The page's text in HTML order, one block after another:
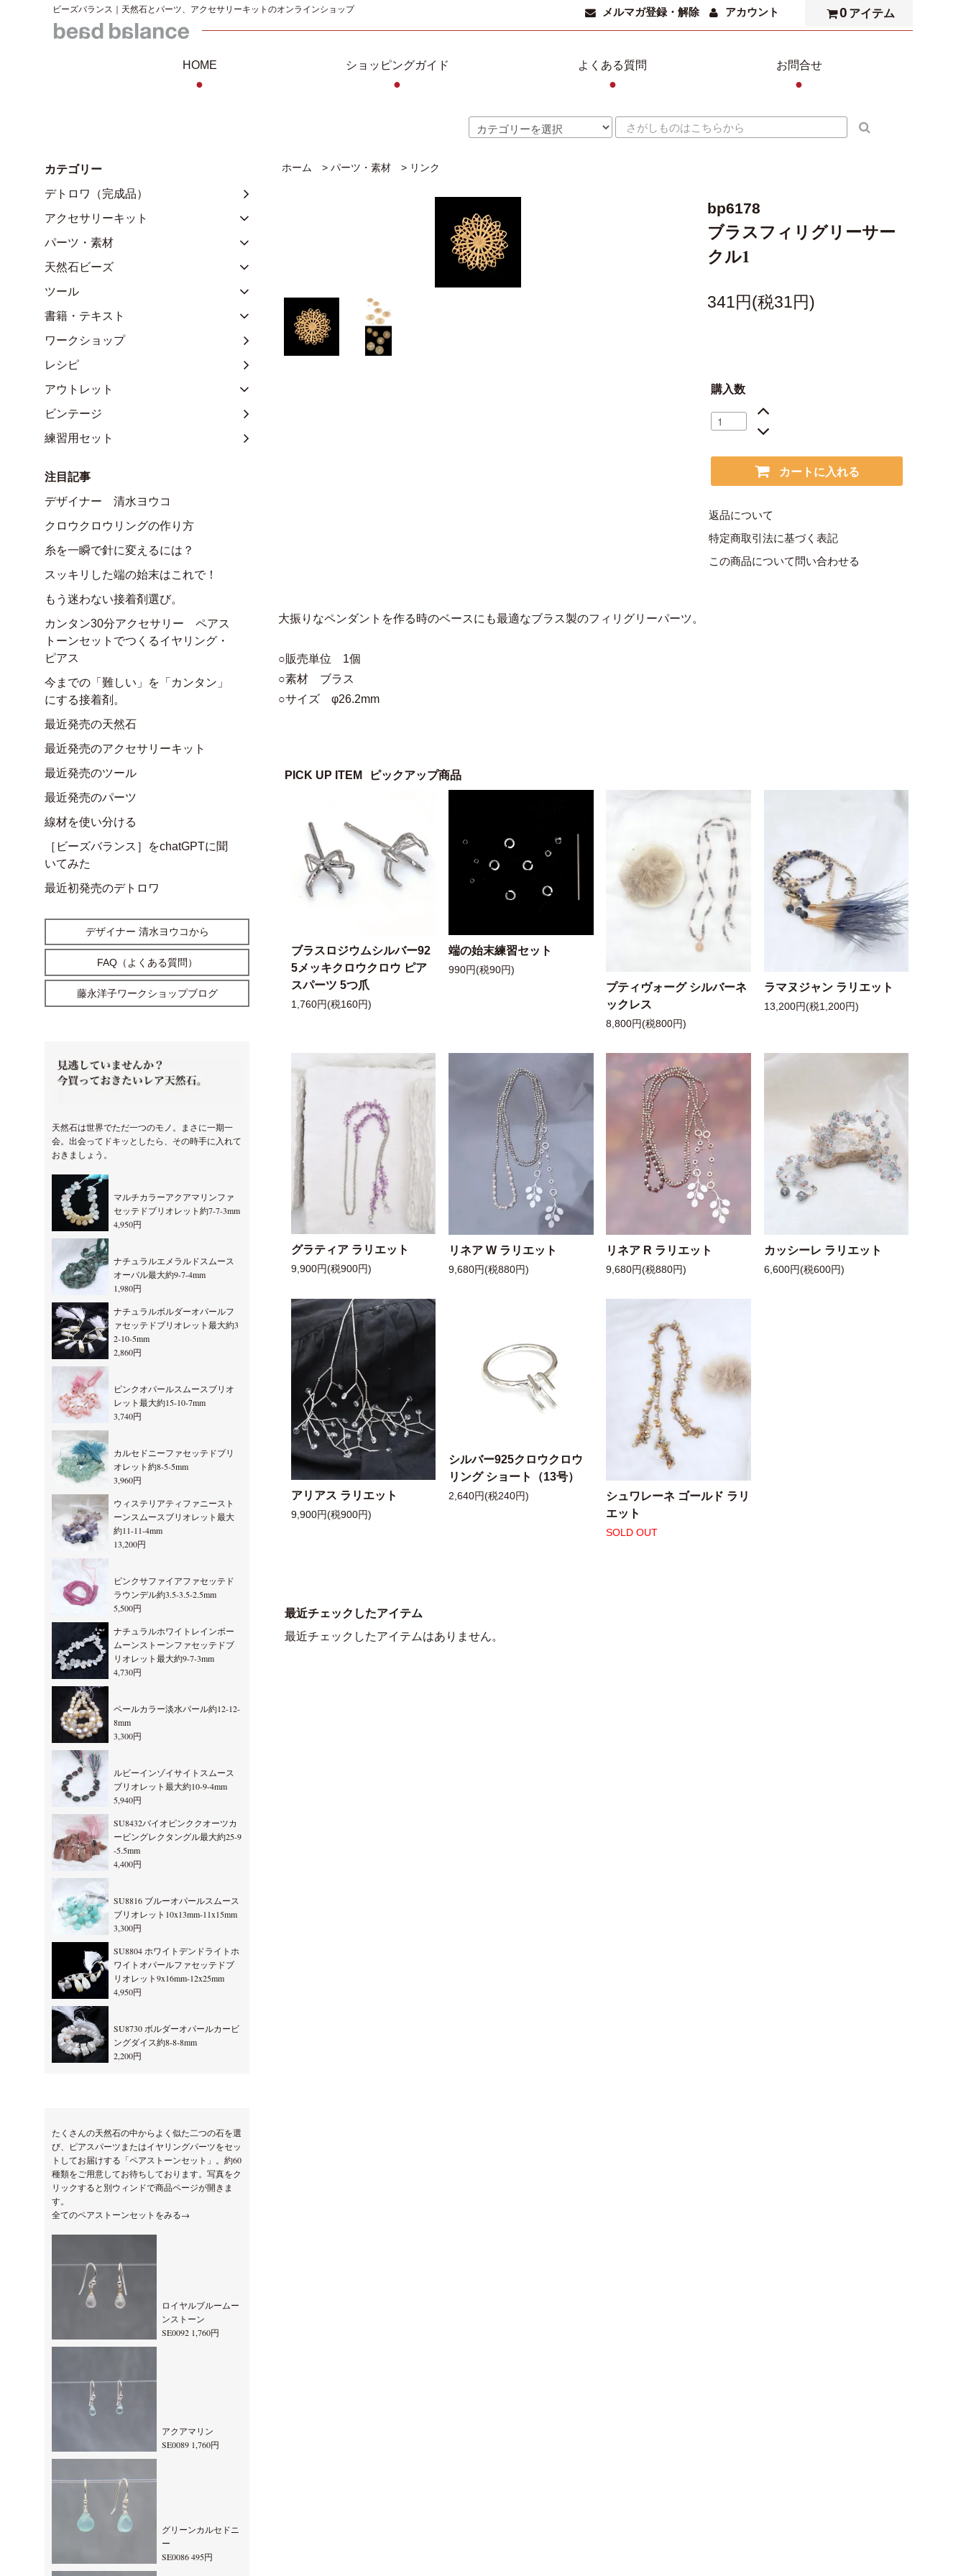
ビーズバランス｜天然石とパーツ、アクセサリーキットのオンラインショップ メルマガ登録・解除 アカウント 0 アイテム
HOME
●
ショッピングガイド
●
よくある質問
●
お問合せ
●
ホーム > パーツ・素材 > リンク
bp6178
ブラスフィリグリーサー
クル1
341円(税31円)
購入数
カートに入れる
返品について
特定商取引法に基づく表記
この商品について問い合わせる
大振りなペンダントを作る時のベースにも最適なブラス製のフィリグリーパーツ。
○販売単位 1個
○素材 ブラス
○サイズ φ26.2mm
PICK UP ITEM ピックアップ商品
ブラスロジウムシルバー92
5メッキクロウクロウ ピア
スパーツ 5つ爪
1,760円(税160円)
端の始末練習セット
990円(税90円)
プティヴォーグ シルバーネ
ックレス
8,800円(税800円)
ラマヌジャン ラリエット
13,200円(税1,200円)
グラティア ラリエット
9,900円(税900円)
リネア W ラリエット
9,680円(税880円)
リネア R ラリエット
9,680円(税880円)
カッシーレ ラリエット
6,600円(税600円)
アリアス ラリエット
9,900円(税900円)
シルバー925クロウクロウ
リング ショート（13号）
2,640円(税240円)
シュワレーネ ゴールド ラリ
エット
SOLD OUT
最近チェックしたアイテム
最近チェックしたアイテムはありません。
カテゴリー
デトロワ（完成品）
アクセサリーキット
パーツ・素材
天然石ビーズ
ツール
書籍・テキスト
ワークショップ
レシピ
アウトレット
ビンテージ
練習用セット
注目記事
デザイナー 清水ヨウコ
クロウクロウリングの作り方
糸を一瞬で針に変えるには？
スッキリした端の始末はこれで！
もう迷わない接着剤選び。
カンタン30分アクセサリー ペアス
トーンセットでつくるイヤリング・
ピアス
今までの「難しい」を「カンタン」
にする接着剤。
最近発売の天然石
最近発売のアクセサリーキット
最近発売のツール
最近発売のパーツ
線材を使い分ける
［ビーズバランス］をchatGPTに聞
いてみた
最近初発売のデトロワ
デザイナー 清水ヨウコから
FAQ（よくある質問）
藤永洋子ワークショップブログ
天然石は世界でただ一つのモノ。まさに一期一
会。出会ってドキッとしたら、その時手に入れて
おきましょう。
マルチカラーアクアマリンファ
セッテドブリオレット約7-7-3mm
4,950円
ナチュラルエメラルドスムース
オーバル最大約9-7-4mm
1,980円
ナチュラルボルダーオパールフ
ァセッテドブリオレット最大約3
2-10-5mm
2,860円
ピンクオパールスムースブリオ
レット最大約15-10-7mm
3,740円
カルセドニーファセッテドブリ
オレット約8-5-5mm
3,960円
ウィステリアティファニースト
ーンスムースブリオレット最大
約11-11-4mm
13,200円
ピンクサファイアファセッテド
ラウンデル約3.5-3.5-2.5mm
5,500円
ナチュラルホワイトレインボー
ムーンストーンファセッテドブ
リオレット最大約9-7-3mm
4,730円
ペールカラー淡水パール約12-12-
8mm
3,300円
ルビーインゾイサイトスムース
ブリオレット最大約10-9-4mm
5,940円
SU8432バイオピンククオーツカ
ービングレクタングル最大約25-9
-5.5mm
4,400円
SU8816 ブルーオパールスムース
ブリオレット10x13mm-11x15mm
3,300円
SU8804 ホワイトデンドライトホ
ワイトオパールファセッテドブ
リオレット9x16mm-12x25mm
4,950円
SU8730 ボルダーオパールカービ
ングダイス約8-8-8mm
2,200円
たくさんの天然石の中からよく似た二つの石を選
び、ピアスパーツまたはイヤリングパーツをセッ
トしてお届けする「ペアストーンセット」。約60
種類をご用意してお待ちしております。写真をク
リックすると別ウィンドで商品ページが開きま
す。
全てのペアストーンセットをみる→
ロイヤルブルームー
ンストーン
SE0092 1,760円
アクアマリン
SE0089 1,760円
グリーンカルセドニ
ー
SE0086 495円